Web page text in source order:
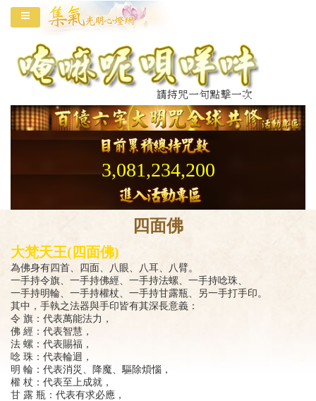
3,081,234,200
四面佛
大梵天王(四面佛)
為佛身有四首、四面、八眼、八耳、八臂。
一手持令旗、一手持佛經、一手持法螺、一手持唸珠、
一手持明輪、一手持權杖、一手持甘露瓶、另一手打手印。
其中，手執之法器與手印皆有其深長意義：
令 旗：代表萬能法力，
佛 經：代表智慧，
法 螺：代表賜福，
唸 珠：代表輪迴，
明 輪：代表消災、降魔、驅除煩惱，
權 杖：代表至上成就，
甘 露 瓶：代表有求必應，